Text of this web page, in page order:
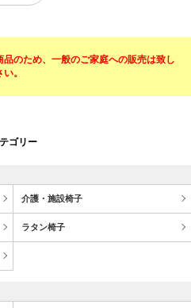
のため、一般のご家庭への販売は致し
。
ゴリー
介護・施設椅子
ラタン椅子